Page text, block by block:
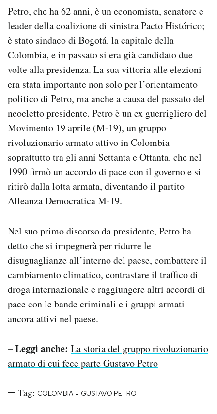
Esci
Petro, che ha 62 anni, è un economista, senatore e
leader della coalizione di sinistra Pacto Histórico;
è stato sindaco di Bogotá, la capitale della
Colombia, e in passato si era già candidato due
volte alla presidenza. La sua vittoria alle elezioni
era stata importante non solo per l’orientamento
politico di Petro, ma anche a causa del passato del
neoeletto presidente. Petro è un ex guerrigliero del
Movimento 19 aprile (M-19), un gruppo
rivoluzionario armato attivo in Colombia
soprattutto tra gli anni Settanta e Ottanta, che nel
1990 firmò un accordo di pace con il governo e si
ritirò dalla lotta armata, diventando il partito
Alleanza Democratica M-19.
Nel suo primo discorso da presidente, Petro ha
detto che si impegnerà per ridurre le
disuguaglianze all’interno del paese, combattere il
cambiamento climatico, contrastare il traffico di
droga internazionale e raggiungere altri accordi di
pace con le bande criminali e i gruppi armati
ancora attivi nel paese.
– Leggi anche: La storia del gruppo rivoluzionario
armato di cui fece parte Gustavo Petro
Tag: COLOMBIA - GUSTAVO PETRO